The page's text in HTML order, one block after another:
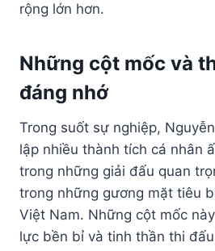
rộng lớn hơn.
Những cột mốc và
đáng nhớ
Trong suốt sự nghiệp,
lập nhiều thành tích cá nhân
trong những giải đấu quan
trong những gương mặt tiêu
Việt Nam. Những cột mốc
lực bền bỉ và tinh thần thi